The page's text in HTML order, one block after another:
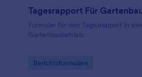
Tagesrapport Für
Formular für den Tagesrapport in
Gartenbaubetrieb.
Go to Category:
Berichtsformulare